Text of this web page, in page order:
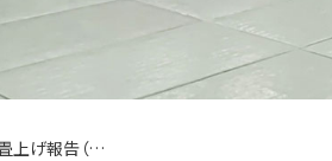
畳上げ報告（23年12月9日）と寒稽古のお誘い（24年1月）